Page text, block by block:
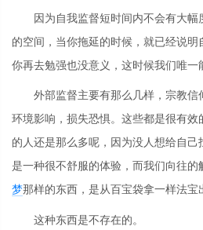
因为自我监督短时间内不会有大
的空间，当你拖延的时候，就已经说明
你再去勉强也没意义，这时候我们唯一
外部监督主要有那么几样，宗教信
环境影响，损失恐惧。这些都是很有
的人还是那么多呢，因为没人想给自
是一种很不舒服的体验，而我们向往
梦那样的东西，是从百宝袋拿一样法宝
这种东西是不存在的。